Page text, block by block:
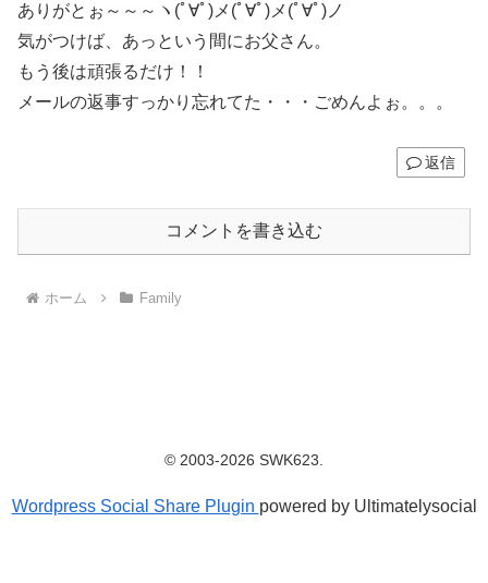
ありがとぉ～～～ヽ(ﾟ∀ﾟ)メ(ﾟ∀ﾟ)メ(ﾟ∀ﾟ)ノ
気がつけば、あっという間にお父さん。
もう後は頑張るだけ！！
メールの返事すっかり忘れてた・・・ごめんよぉ。。。
返信
コメントを書き込む
ホーム Family
© 2003-2026 SWK623.
Wordpress Social Share Plugin powered by Ultimatelysocial